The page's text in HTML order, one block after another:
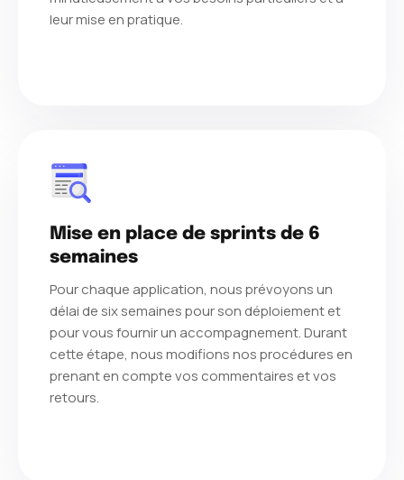
leur mise en pratique.
Mise en place de sprints de 6
semaines
Pour chaque application, nous prévoyons un
délai de six semaines pour son déploiement et
pour vous fournir un accompagnement. Durant
cette étape, nous modifions nos procédures en
prenant en compte vos commentaires et vos
retours.